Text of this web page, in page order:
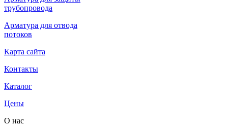
трубопровода
Арматура для отвода
потоков
Карта сайта
Контакты
Каталог
Цены
О нас